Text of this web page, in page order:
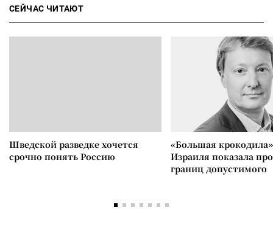
СЕЙЧАС ЧИТАЮТ
Шведской разведке хочется
срочно понять Россию
«Большая
Израиля показала
границ допустимого